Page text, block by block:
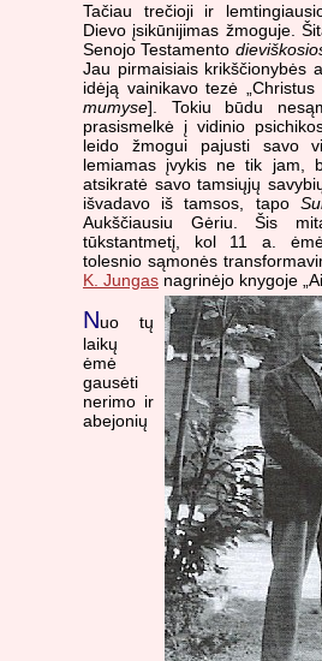
Tačiau trečioji ir
Dievo įsikūnijimas žmoguje.
Senojo Testamento
Jau pirmaisiais krikščionybės
idėją vainikavo tezė
mumyse]. Tokiu būdu
prasismelkė į vidinio
leido žmogui pajusti savo
lemiamas įvykis ne tik jam,
atsikratė savo tamsiųjų
išvadavo iš tamsos, tapo
Aukščiausiu Gėriu. Šis
tūkstantmetį, kol 11 a.
tolesnio sąmonės
K. Jungas nagrinėjo knygoje
Nuo tų
laikų
ėmė
gausėti
nerimo ir
abejonių